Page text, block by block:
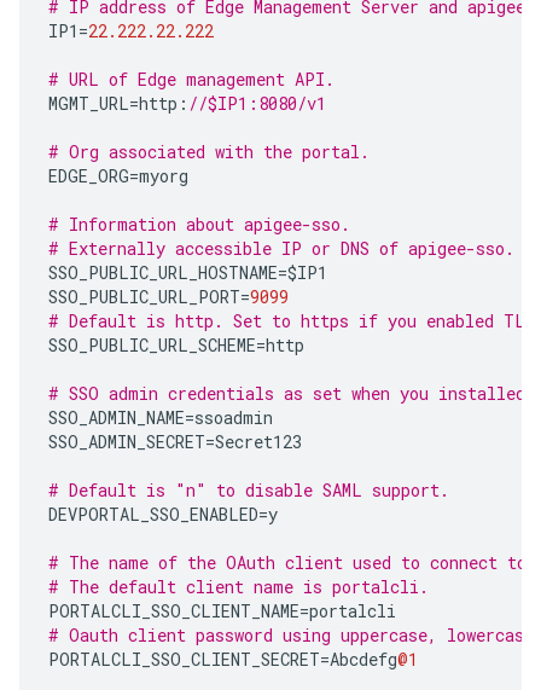
# IP address of Edge Management Server and apigee-
IP1 =22.222.22.222
# URL of Edge management API.
MGMT_URL=http : //$IP1:8080/v1
# Org associated with the portal.
EDGE_ORG=myorg
# Information about apigee-sso.
# Externally accessible IP or DNS of apigee-sso.
SSO_PUBLIC_URL_HOSTNAME=$IP1
SSO_PUBLIC_URL_PORT=9099
# Default is http. Set to https if you enabled TLS
SSO_PUBLIC_URL_SCHEME=http
# SSO admin credentials as set when you installed
SSO_ADMIN_NAME=ssoadmin
SSO_ADMIN_SECRET=Secret123
# Default is "n" to disable SAML support.
DEVPORTAL_SSO_ENABLED=y
# The name of the OAuth client used to connect to
# The default client name is portalcli.
PORTALCLI_SSO_CLIENT_NAME=portalcli
# Oauth client password using uppercase,
PORTALCLI_SSO_CLIENT_SECRET=Abcdefg@1